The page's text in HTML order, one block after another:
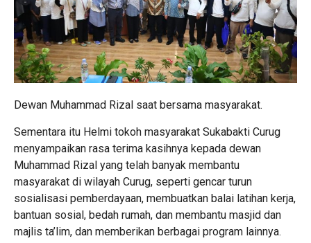
Dewan Muhammad Rizal saat bersama masyarakat.
Sementara itu Helmi tokoh masyarakat Sukabakti Curug
menyampaikan rasa terima kasihnya kepada dewan
Muhammad Rizal yang telah banyak membantu
masyarakat di wilayah Curug, seperti gencar turun
sosialisasi pemberdayaan, membuatkan balai latihan kerja,
bantuan sosial, bedah rumah, dan membantu masjid dan
majlis ta’lim, dan memberikan berbagai program lainnya.